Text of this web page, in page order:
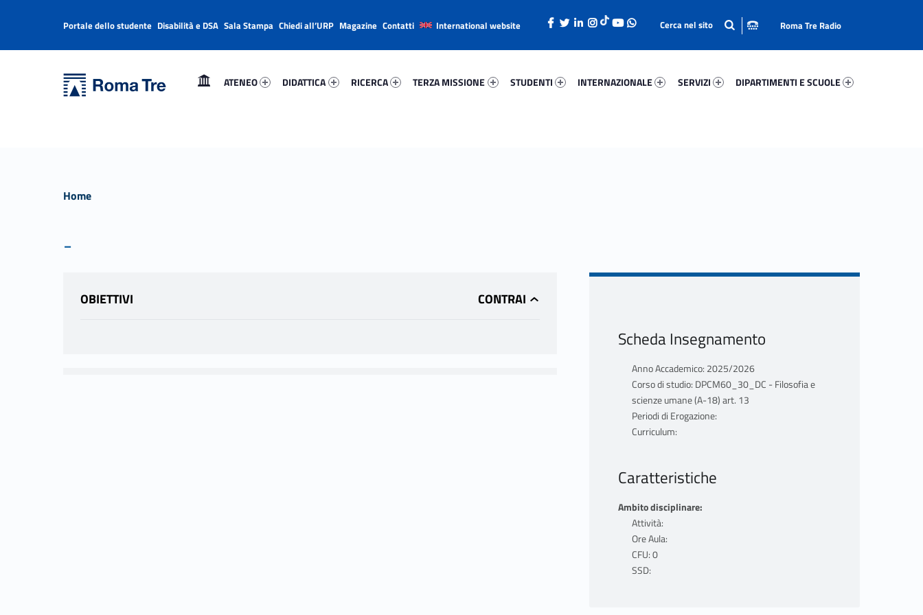
Università Roma Tre
ATENEO
DIDATTICA
RICERCA
TERZA MISSIONE
STUDENTI
INTERNAZIONALE
SERVIZI
DIPARTIMENTI E SCUOLE
Header info sidebar
Portale dello studente Disabilità e DSA Sala Stampa Chiedi all’URP Magazine Contatti International website Roma Tre Radio
Home
-
OBIETTIVI
Scheda Insegnamento
Anno Accademico: 2025/2026
Corso di studio: DPCM60_30_DC - Filosofia e
scienze umane (A-18) art. 13
Periodi di Erogazione:
Curriculum:
Caratteristiche
Ambito disciplinare:
Attività:
Ore Aula:
CFU: 0
SSD: